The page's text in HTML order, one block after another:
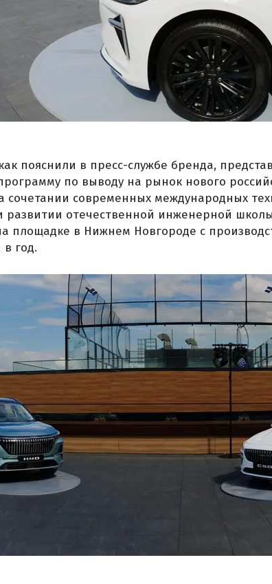
пояснили в пресс-службе бренда,
по выводу на рынок нового
сочетании современных международных
развитии отечественной инженерной
площадке в Нижнем Новгороде с
год.